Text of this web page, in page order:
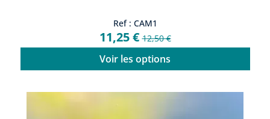
Ref : CAM1
11,25 €12,50 €
Voir les options